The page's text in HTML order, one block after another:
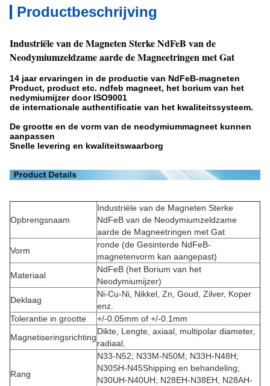
Productbeschrijving
Industriële van de Magneten Sterke NdFeB van de
Neodymiumzeldzame aarde de Magneetringen met Gat
14 jaar ervaringen in de productie van NdFeB-magneten
Product, product etc. ndfeb magneet, het borium van het
nedymiumijzer door ISO9001
de internationale authentificatie van het kwaliteitssysteem.
De grootte en de vorm van de neodymiummagneet kunnen
aanpassen
Snelle levering en kwaliteitswaarborg
Opbrengsnaam
Industriële van de Magneten Sterke
NdFeB van de Neodymiumzeldzame
aarde de Magneetringen met Gat
Vorm
ronde (de Gesinterde NdFeB-
magnetenvorm kan aangepast)
Materiaal
NdFeB (het Borium van het
Neodymiumijzer)
Deklaag
Ni-Cu-Ni, Nikkel, Zn, Goud, Zilver, Koper
enz.
Tolerantie in grootte
+/-0.05mm of +/-0.1mm
Magnetiseringsrichting
Dikte, Lengte, axiaal, multipolar diameter,
radiaal,
Rang
N33-N52; N33M-N50M; N33H-N48H;
N30SH-N45Shipping en behandeling;
N30UH-N40UH; N28EH-N38EH, N28AH-